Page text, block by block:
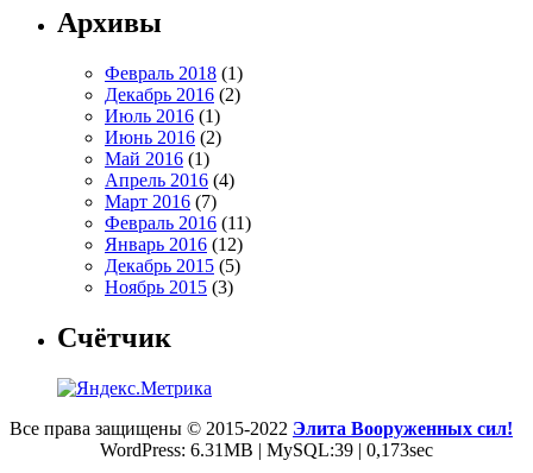
Архивы
Февраль 2018 (1)
Декабрь 2016 (2)
Июль 2016 (1)
Июнь 2016 (2)
Май 2016 (1)
Апрель 2016 (4)
Март 2016 (7)
Февраль 2016 (11)
Январь 2016 (12)
Декабрь 2015 (5)
Ноябрь 2015 (3)
Счётчик
Все права защищены © 2015-2022 Элита Вооруженных сил!
WordPress: 6.31MB | MySQL:39 | 0,173sec